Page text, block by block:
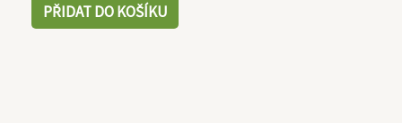
PŘIDAT DO KOŠÍKU